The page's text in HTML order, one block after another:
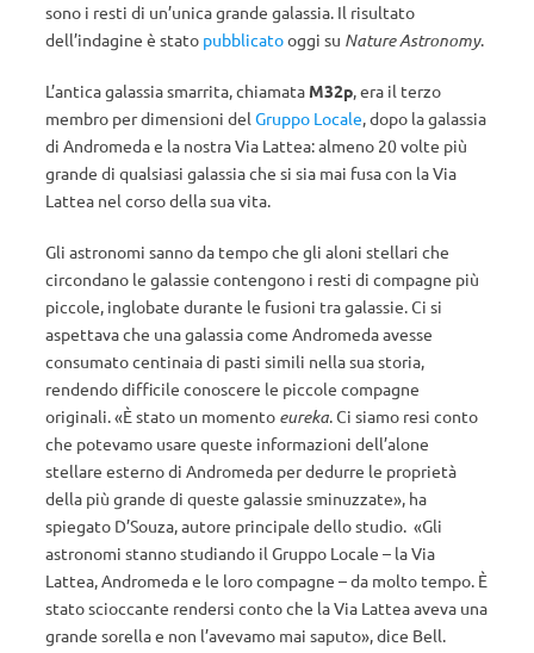
sono i resti di un’unica grande galassia. Il risultato
dell’indagine è stato pubblicatooggi su Nature Astronomy.
L’antica galassia smarrita, chiamata M32p, era il terzo
membro per dimensioni del Gruppo Locale, dopo la galassia
di Andromeda e la nostra Via Lattea: almeno 20 volte più
grande di qualsiasi galassia che si sia mai fusa con la Via
Lattea nel corso della sua vita.
Gli astronomi sanno da tempo che gli aloni stellari che
circondano le galassie contengono i resti di compagne più
piccole, inglobate durante le fusioni tra galassie. Ci si
aspettava che una galassia come Andromeda avesse
consumato centinaia di pasti simili nella sua storia,
rendendo difficile conoscere le piccole compagne
originali.«È stato un momento eureka. Ci siamo resi conto
che potevamo usare queste informazioni dell’alone
stellare esterno di Andromeda per dedurre le proprietà
della più grande di queste galassie sminuzzate», ha
spiegato D’Souza, autore principale dello studio. «Gli
astronomi stanno studiando il Gruppo Locale – la Via
Lattea, Andromeda e le loro compagne – da molto tempo. È
stato scioccante rendersi conto che la Via Lattea aveva una
grande sorella e non l’avevamo mai saputo», dice Bell.